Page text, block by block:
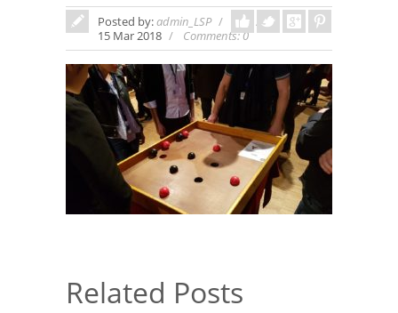
Posted by:admin_LSP
In:
15 Mar 2018
Comments: 0
Related Posts